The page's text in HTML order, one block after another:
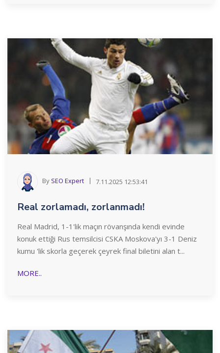
By SEO Expert 7.11.2025 12:53:41
Real zorlamadı, zorlanmadı!
Real Madrid, 1-1'lik maçın rövanşında kendi evinde
konuk ettiği Rus temsilcisi CSKA Moskova'yı 3-1 Deniz
kumu 'lik skorla geçerek çeyrek final biletini alan t...
MORE..